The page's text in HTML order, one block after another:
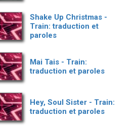
Shake Up Christmas -
Train: traduction et
paroles
Mai Tais - Train:
traduction et paroles
Hey, Soul Sister - Train:
traduction et paroles